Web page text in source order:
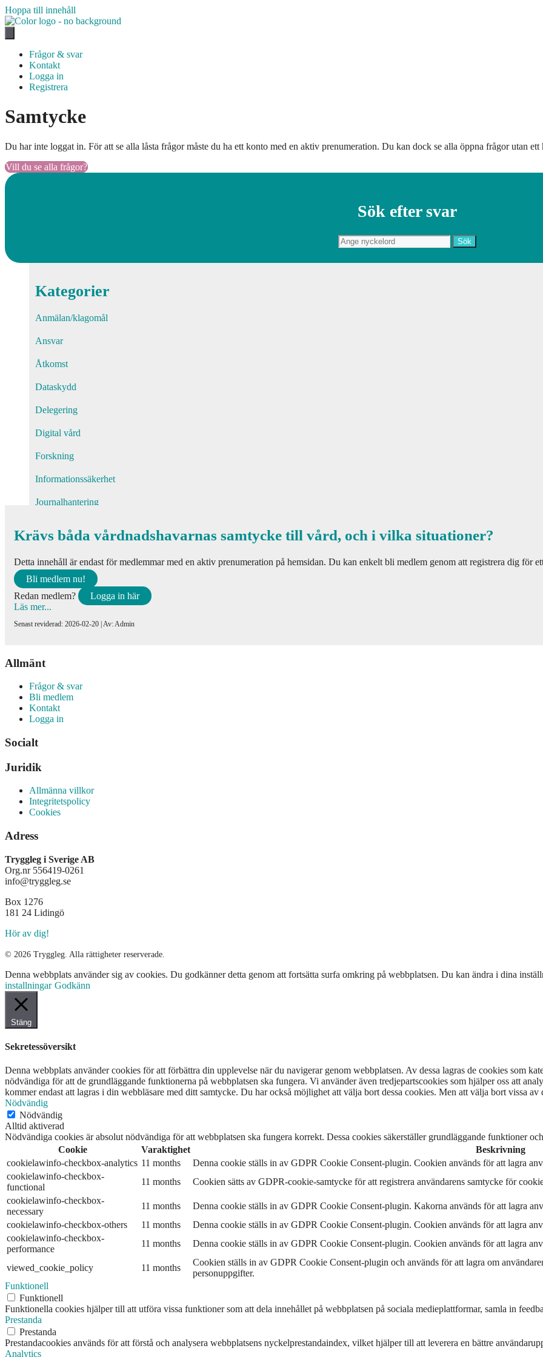
Hoppa till innehåll
Frågor & svar
Kontakt
Logga in
Registrera
Samtycke
Du har inte loggat in. För att se alla låsta frågor måste du ha ett konto med en aktiv prenumeration. Du kan dock se alla öppna frågor utan
Vill du se alla frågor?
Sök efter svar
Kategorier
Anmälan/klagomål
Ansvar
Åtkomst
Dataskydd
Delegering
Digital vård
Forskning
Informationssäkerhet
Journalhantering
Minderåriga
Patientens rättigheter
Sekretess och tystnadsplikt
Skyddade personuppgifter
Skyldigheter
Tillsyn
Vårdgivare
Verksamhet
Verksamhetschef
Krävs båda vårdnadshavarnas samtycke till vård, och i vilka situationer?
Detta innehåll är endast för medlemmar med en aktiv prenumeration på hemsidan. Du kan enkelt bli medlem genom att registrera dig för
Bli medlem nu!
Redan medlem?
Logga in här
Läs mer...
Senast reviderad: 2026-02-20 | Av: Admin
Allmänt
Frågor & svar
Bli medlem
Kontakt
Logga in
Socialt
Juridik
Allmänna villkor
Integritetspolicy
Cookies
Adress
Tryggleg i Sverige AB
Org.nr 556419-0261
info@tryggleg.se
Box 1276
181 24 Lidingö
Hör av dig!
© 2026 Tryggleg. Alla rättigheter reserverade.
Denna webbplats använder sig av cookies. Du godkänner detta genom att fortsätta surfa omkring på webbplatsen. Du kan ändra i dina
installningar Godkänn
Stäng
Sekretessöversikt
Denna webbplats använder cookies för att förbättra din upplevelse när du navigerar genom webbplatsen. Av dessa lagras de cookies som
nödvändiga för att de grundläggande funktionerna på webbplatsen ska fungera. Vi använder även tredjepartscookies som hjälper oss att
kommer endast att lagras i din webbläsare med ditt samtycke. Du har också möjlighet att välja bort dessa cookies. Men att välja bort vissa
Nödvändig
Nödvändig
Alltid aktiverad
Nödvändiga cookies är absolut nödvändiga för att webbplatsen ska fungera korrekt. Dessa cookies säkerställer grundläggande funktioner
Cookie
Varaktighet
Beskrivning
cookielawinfo-checkbox-analytics 11 months
Denna cookie ställs in av GDPR Cookie Consent-plugin. Cookien används för att lagra
cookielawinfo-checkbox-
functional
11 months
Cookien sätts av GDPR-cookie-samtycke för att registrera användarens samtycke för
cookielawinfo-checkbox-
necessary
11 months
Denna cookie ställs in av GDPR Cookie Consent-plugin. Kakorna används för att lagra
cookielawinfo-checkbox-others
11 months
Denna cookie ställs in av GDPR Cookie Consent-plugin. Cookien används för att lagra
cookielawinfo-checkbox-
performance
11 months Denna cookie ställs in av GDPR Cookie Consent-plugin. Cookien används för att lagra
viewed_cookie_policy 11 months
Cookien ställs in av GDPR Cookie Consent-plugin och används för att lagra om
personuppgifter.
Funktionell
Funktionell
Funktionella cookies hjälper till att utföra vissa funktioner som att dela innehållet på webbplatsen på sociala medieplattformar, samla in
Prestanda
Prestanda
Prestandacookies används för att förstå och analysera webbplatsens nyckelprestandaindex, vilket hjälper till att leverera en bättre
Analytics